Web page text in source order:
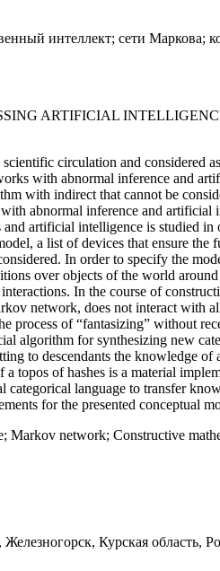
интеллект; сети Маркова;
ARTIFICIAL
circulation and considered
with abnormal inference and
with indirect that cannot be
abnormal inference and artificial
artificial intelligence is studied in
a list of devices that ensure
In order to specify the
over objects of the world
In the course of
network, does not interact
of “fantasizing” without
algorithm for synthesizing new
to descendants the knowledge
topos of hashes is a material
language to transfer
for the presented conceptual
network; Constructive
Курская область,